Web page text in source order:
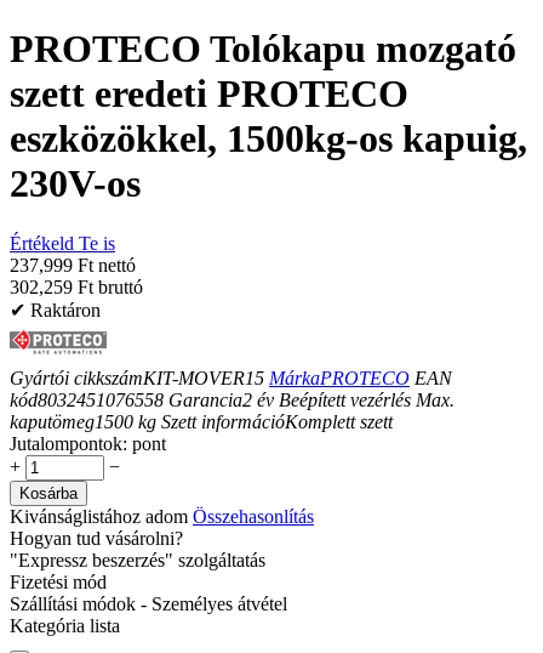
PROTECO Tolókapu mozgató
szett eredeti PROTECO
eszközökkel, 1500kg-os kapuig,
230V-os
Értékeld Te is
237,999 Ft nettó
302,259 Ft bruttó
✔ Raktáron
Gyártói cikkszámKIT-MOVER15 MárkaPROTECO EAN
kód8032451076558 Garancia2 év Beépített vezérlés Max.
kaputömeg1500 kg Szett információKomplett szett
Jutalompontok: pont
+
−
Kosárba
Kivánságlistához adom Összehasonlítás
Hogyan tud vásárolni?
"Expressz beszerzés" szolgáltatás
Fizetési mód
Szállítási módok - Személyes átvétel
Kategória lista